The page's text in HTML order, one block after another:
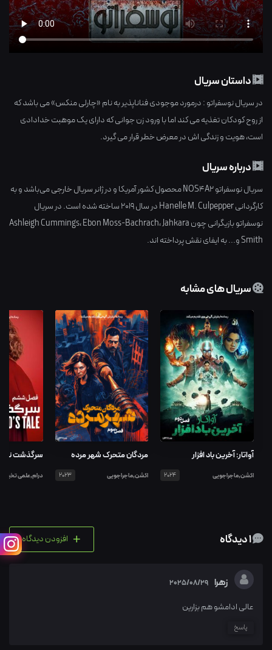
داستان سریال
در سریال نوسفراتو : درمورد موجودی فناناپذیر به نام «چارلی منکس» می باشد که
از روح کودکان تغذیه می کند اما با ورود زن جوانی که دارای یک موهبت خدادادی
است، هویت و زندگی اش در معرض خطر قرار می گیرد.
درباره سریال
سریال نوسفراتو NOS4A2 محصول کشور آمریکاو در ژانرسریال خارجیمی‌باشد و به
کارگردانیHanelle M. Culpepperدر سال2019ساخته شده است. در سریال
نوسفراتو بازیگرانی چون
Ashleigh Cummings،Ebon Moss-Bachrach،Jahkara
Smithو... به ایفای نقش پرداخته اند.
سریال های مشابه
آواتار: آخرین باد افزار
اکشن,ماجراجویی 2024
مردگان متحرک شهر مرده
اکشن,ماجراجویی 2023
سرگذشت
درام,علمی تخیلی
+ افزودن دیدگاه
زهرا 2025/08/29
عالی ادامشو هم بزارین
پاسخ